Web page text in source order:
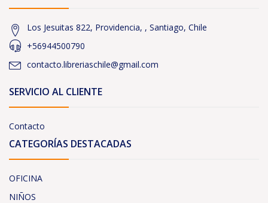
Los Jesuitas 822, Providencia, , Santiago, Chile
+56944500790
contacto.libreriaschile@gmail.com
SERVICIO AL CLIENTE
Contacto
CATEGORÍAS DESTACADAS
OFICINA
NIÑOS